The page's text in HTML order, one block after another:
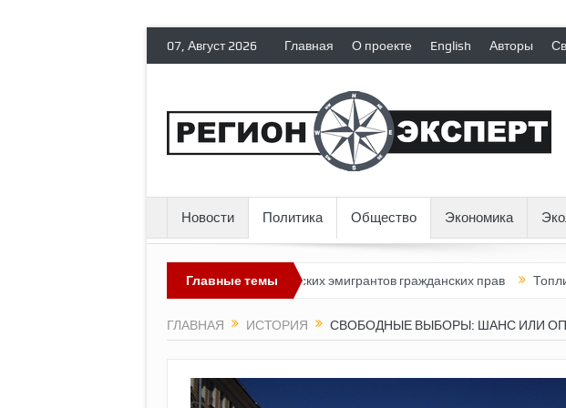
07, Август 2026 Главная О проекте English Авторы
Новости Политика Общество Экономика
Главные темы
Россия лишает политических эмигрантов гражданских прав Топливный
ГЛАВНАЯ ИСТОРИЯ СВОБОДНЫЕ ВЫБОРЫ: ШАНС ИЛИ